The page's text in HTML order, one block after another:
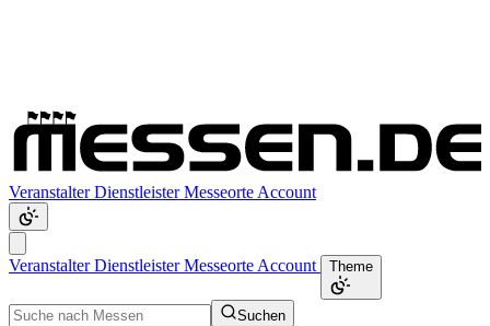
VeranstalterDienstleisterMesseorte Account
VeranstalterDienstleisterMesseorte Account Theme
Suchen